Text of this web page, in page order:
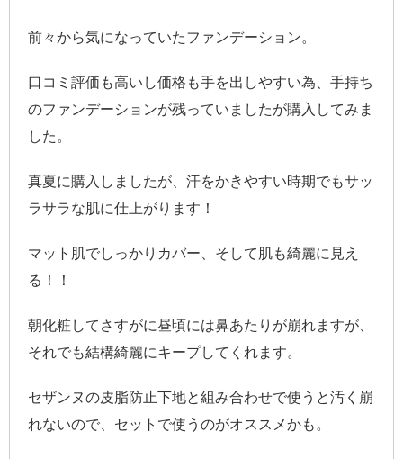
前々から気になっていたファンデーション。
口コミ評価も高いし価格も手を出しやすい為、手持ち
のファンデーションが残っていましたが購入してみま
した。
真夏に購入しましたが、汗をかきやすい時期でもサッ
ラサラな肌に仕上がります！
マット肌でしっかりカバー、そして肌も綺麗に見え
る！！
朝化粧してさすがに昼頃には鼻あたりが崩れますが、
それでも結構綺麗にキープしてくれます。
セザンヌの皮脂防止下地と組み合わせで使うと汚く崩
れないので、セットで使うのがオススメかも。